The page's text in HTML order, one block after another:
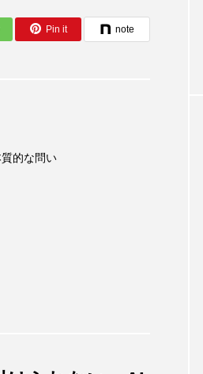
Pin it note
的な問い
いでソフトウェア開発を楽しめなく
いる人は他にいますか？